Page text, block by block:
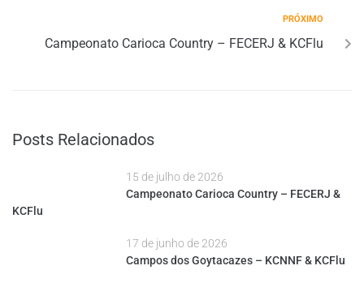
PRÓXIMO
Campeonato Carioca Country – FECERJ & KCFlu
Posts Relacionados
15 de julho de 2026
Campeonato Carioca Country – FECERJ &
KCFlu
17 de junho de 2026
Campos dos Goytacazes – KCNNF & KCFlu